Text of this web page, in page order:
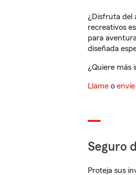
¿Disfruta del
recreativos
para
diseñada
¿Quiere más
Llame o
Seguro
Proteja sus